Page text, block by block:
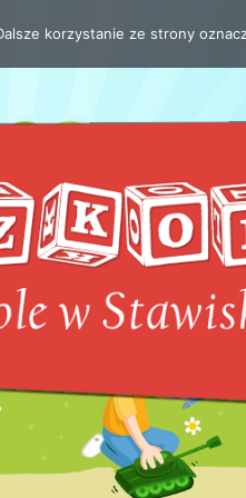
korzystanie ze strony